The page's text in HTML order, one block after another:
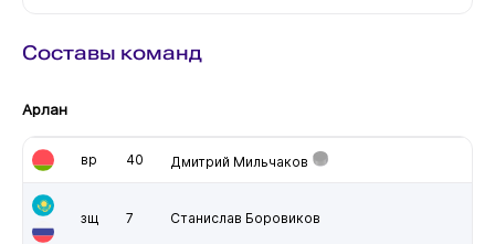
Составы команд
Арлан
вр 40 Дмитрий Мильчаков
зщ 7 Станислав Боровиков